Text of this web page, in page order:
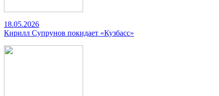
18.05.2026
Кирилл Супрунов покидает «Кузбасс»